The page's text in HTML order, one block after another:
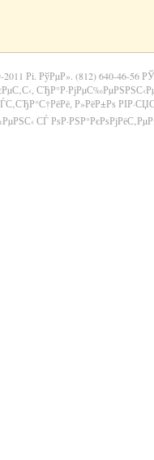
2011 Рі. РўРµР». (812) 640-46-56
Р»РёР±Рѕ
СЃ